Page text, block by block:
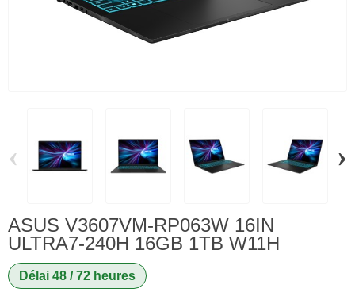
‹ ›
ASUS V3607VM-RP063W 16IN
ULTRA7-240H 16GB 1TB W11H
Délai 48 / 72 heures